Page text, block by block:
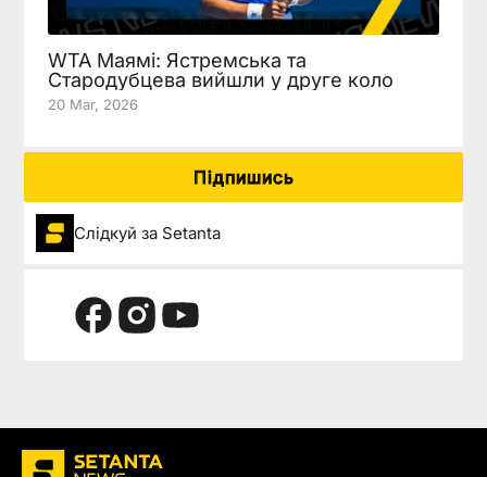
WTA Маямі: Ястремська та
Стародубцева вийшли у друге коло
20 Mar, 2026
Підпишись
Слідкуй за Setanta